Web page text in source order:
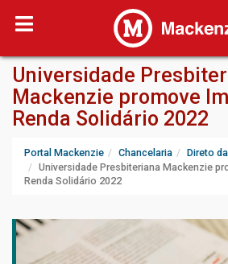
Universidade
Mackenzie promove
Renda Solidário 2022
Portal Mackenzie Chancelaria
Direto
Universidade Presbiteriana Mackenzie
Renda Solidário 2022